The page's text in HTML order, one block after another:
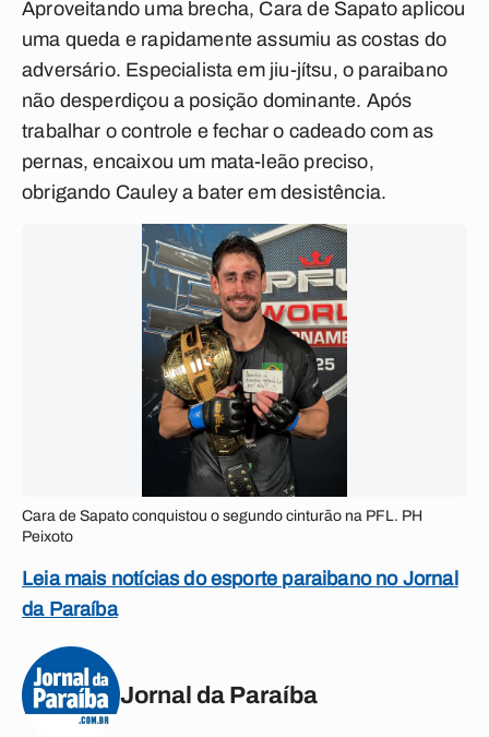
Aproveitando uma brecha, Cara de Sapato aplicou
uma queda e rapidamente assumiu as costas do
adversário. Especialista em jiu-jítsu, o paraibano
não desperdiçou a posição dominante. Após
trabalhar o controle e fechar o cadeado com as
pernas, encaixou um mata-leão preciso,
obrigando Cauley a bater em desistência.
Cara de Sapato conquistou o segundo cinturão na PFL. PH
Peixoto
Leia mais notícias do esporte paraibano no Jornal
da Paraíba
Jornal da Paraíba